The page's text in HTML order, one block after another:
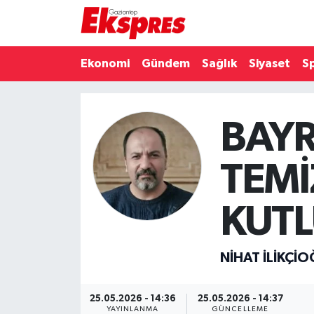
Ekonomi Gündem Sağlık Siyaset
NIHAT
25.05.2026 - 14:36
YAYINLANMA
25.05.2026 - 14:37
GÜNCELLEME
Gaziantep son dakika
Puan Durumu ve Fikstür
Tüm Manşetler
Son Dakika Haberleri